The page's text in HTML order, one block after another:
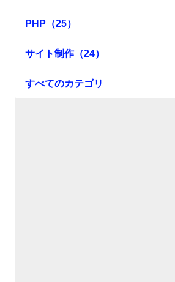
PHP（25）
サイト制作（24）
すべてのカテゴリ